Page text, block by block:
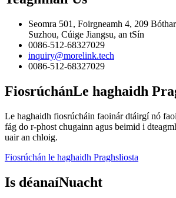
Seomra 501, Foirgneamh 4, 209
Suzhou, Cúige Jiangsu, an tSín
0086-512-68327029
inquiry@morelink.tech
0086-512-68327029
FiosrúchánLe haghaidh
Le haghaidh fiosrúcháin faoinár dtáirgí nó
fág do r-phost chugainn agus beimid i
uair an chloig.
Fiosrúchán le haghaidh Praghsliosta
Is déanaíNuacht